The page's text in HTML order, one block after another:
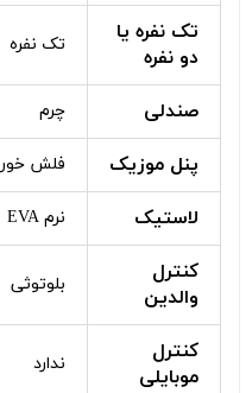
تک نفره یا
دو نفره
تک نفره
صندلی چرم
پنل موزیک فلش خور
لاستیک نرم EVA
کنترل
والدین
بلوتوثی
کنترل
موبایلی
ندارد